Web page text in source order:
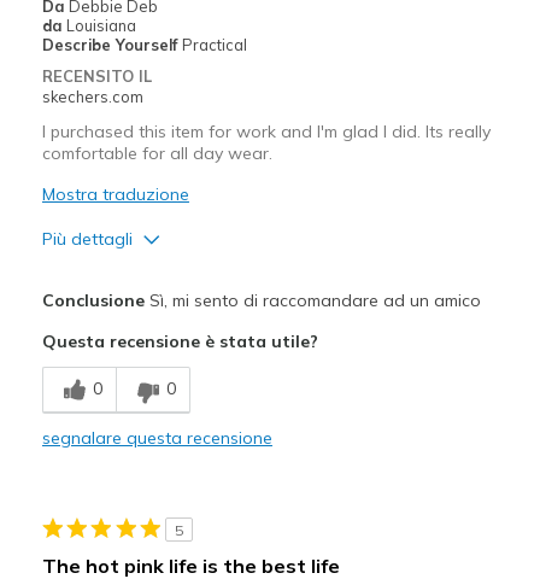
Da Debbie Deb
da Louisiana
Describe Yourself Practical
RECENSITO IL
skechers.com
I purchased this item for work and I'm glad I did. Its really
comfortable for all day wear.
Mostra traduzione
Più dettagli
Breathe Well
Comfortable
Difetti
ConclusioneSì, mi sento di raccomandare ad un amico
Questa recensione è stata utile?
0 0
segnalare questa recensione
5
The hot pink life is the best life